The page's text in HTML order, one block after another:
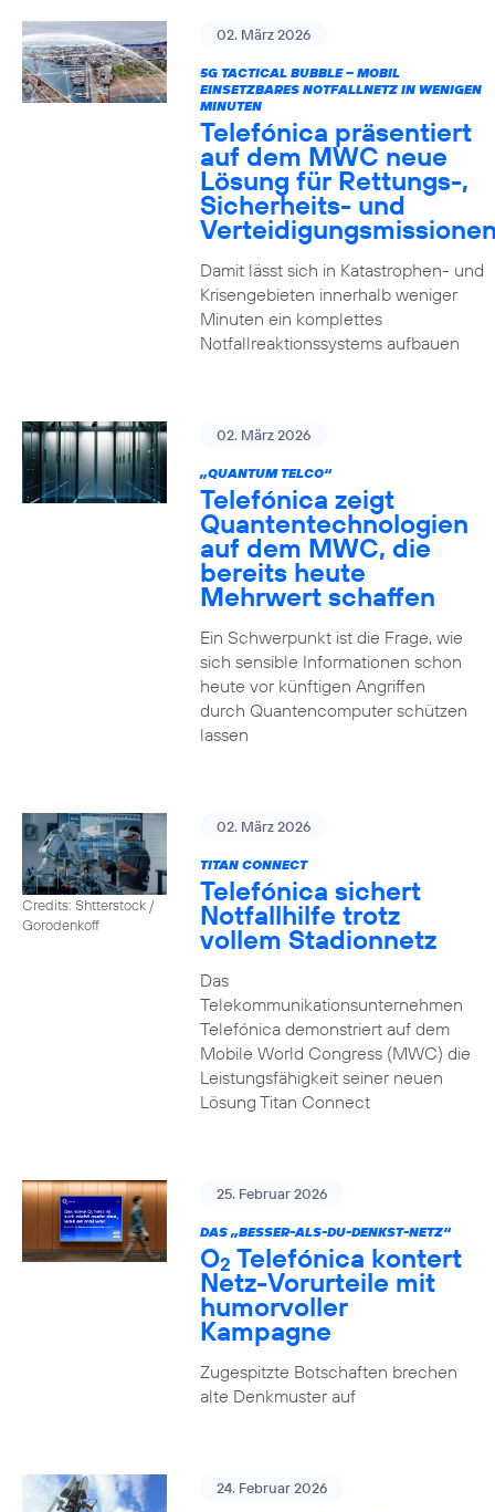
02. März 2026
5G TACTICAL BUBBLE – MOBIL
EINSETZBARES NOTFALLNETZ IN WENIGEN
MINUTEN
Telefónica präsentiert
auf dem MWC neue
Lösung für Rettungs-,
Sicherheits- und
Damit lässt sich in Katastrophen- und
Krisengebieten innerhalb weniger
Minuten ein komplettes
Notfallreaktionssystems aufbauen
02. März 2026
„QUANTUM TELCO“
Telefónica zeigt
Quanten­technologien
auf dem MWC, die
bereits heute
Mehrwert schaffen
Ein Schwerpunkt ist die Frage, wie
sich sensible Informationen schon
heute vor künftigen Angriffen
durch Quantencomputer schützen
lassen
Credits: Shtterstock /
Gorodenkoff
02. März 2026
TITAN CONNECT
Telefónica sichert
Notfallhilfe trotz
vollem Stadionnetz
Das
Telekommunikationsunternehmen
Telefónica demonstriert auf dem
Mobile World Congress (MWC) die
Leistungsfähigkeit seiner neuen
Lösung Titan Connect
25. Februar 2026
DAS „BESSER-ALS-DU-DENKST-NETZ“
O2 Telefónica kontert
Netz-Vorurteile mit
humorvoller
Kampagne
Zugespitzte Botschaften brechen
alte Denkmuster auf
24. Februar 2026